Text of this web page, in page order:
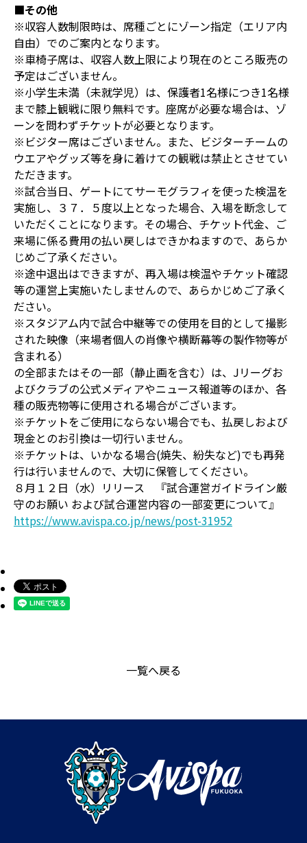
■その他
※収容人数制限時は、席種ごとにゾーン指定（エリア内
自由）でのご案内となります。
※車椅子席は、収容人数上限により現在のところ販売の
予定はございません。
※小学生未満（未就学児）は、保護者1名様につき1名様
まで膝上観戦に限り無料です。座席が必要な場合は、ゾ
ーンを問わずチケットが必要となります。
※ビジター席はございません。また、ビジターチームの
ウエアやグッズ等を身に着けての観戦は禁止とさせてい
ただきます。
※試合当日、ゲートにてサーモグラフィを使った検温を
実施し、３７．５度以上となった場合、入場を断念して
いただくことになります。その場合、チケット代金、ご
来場に係る費用の払い戻しはできかねますので、あらか
じめご了承ください。
※途中退出はできますが、再入場は検温やチケット確認
等の運営上実施いたしませんので、あらかじめご了承く
ださい。
※スタジアム内で試合中継等での使用を目的として撮影
された映像（来場者個人の肖像や横断幕等の製作物等が
含まれる）
の全部またはその一部（静止画を含む）は、Jリーグお
よびクラブの公式メディアやニュース報道等のほか、各
種の販売物等に使用される場合がございます。
※チケットをご使用にならない場合でも、払戻しおよび
現金とのお引換は一切行いません。
※チケットは、いかなる場合(焼失、紛失など)でも再発
行は行いませんので、大切に保管してください。
８月１２日（水）リリース 『試合運営ガイドライン厳
守のお願い および試合運営内容の一部変更について』
https://www.avispa.co.jp/news/post-31952
一覧へ戻る